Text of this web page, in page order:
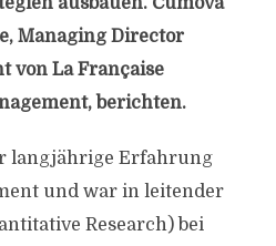
Managing Director
von La Française
berichten.
langjährige Erfahrung
und war in leitender
Research) bei